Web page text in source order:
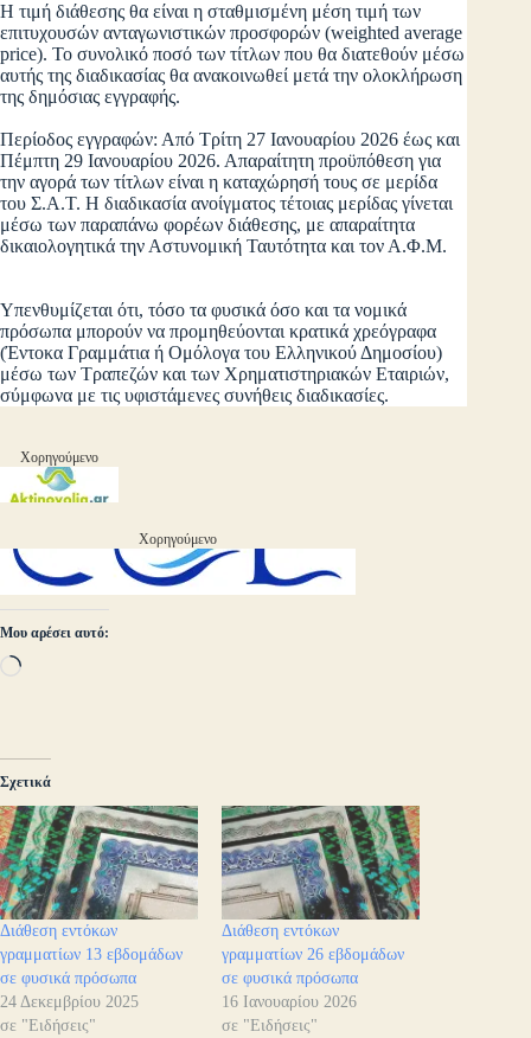
Η τιμή διάθεσης θα είναι η σταθμισμένη μέση τιμή των
επιτυχουσών ανταγωνιστικών προσφορών (weighted average
price). Το συνολικό ποσό των τίτλων που θα διατεθούν μέσω
αυτής της διαδικασίας θα ανακοινωθεί μετά την ολοκλήρωση
της δημόσιας εγγραφής.
Περίοδος εγγραφών: Από Τρίτη 27 Ιανουαρίου 2026 έως και
Πέμπτη 29 Ιανουαρίου 2026. Απαραίτητη προϋπόθεση για
την αγορά των τίτλων είναι η καταχώρησή τους σε μερίδα
του Σ.Α.Τ. Η διαδικασία ανοίγματος τέτοιας μερίδας γίνεται
μέσω των παραπάνω φορέων διάθεσης, με απαραίτητα
δικαιολογητικά την Αστυνομική Ταυτότητα και τον Α.Φ.Μ.
Υπενθυμίζεται ότι, τόσο τα φυσικά όσο και τα νομικά
πρόσωπα μπορούν να προμηθεύονται κρατικά χρεόγραφα
(Έντοκα Γραμμάτια ή Ομόλογα του Ελληνικού Δημοσίου)
μέσω των Τραπεζών και των Χρηματιστηριακών Εταιριών,
σύμφωνα με τις υφιστάμενες συνήθεις διαδικασίες.
Χορηγούμενο
Χορηγούμενο
Μου αρέσει αυτό:
Loading…
Σχετικά
Διάθεση εντόκων
γραμματίων 13 εβδομάδων
σε φυσικά πρόσωπα
24 Δεκεμβρίου 2025
σε "Ειδήσεις"
Διάθεση εντόκων
γραμματίων 26 εβδομάδων
σε φυσικά πρόσωπα
16 Ιανουαρίου 2026
σε "Ειδήσεις"